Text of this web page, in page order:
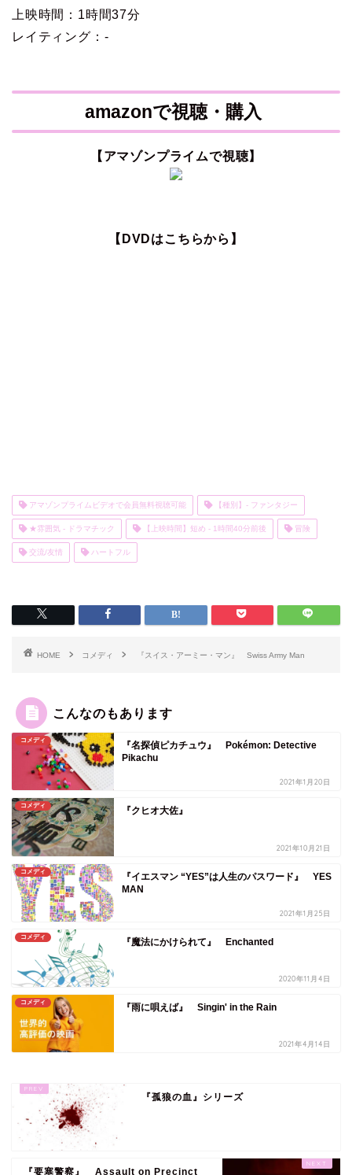
上映時間：1時間37分
レイティング：-
amazonで視聴・購入
【アマゾンプライムで視聴】
【DVDはこちらから】
アマゾンプライムビデオで会員無料視聴可能 【種別】- ファンタジー
★雰囲気 - ドラマチック 【上映時間】短め - 1時間40分前後 冒険
交流/友情 ハートフル
HOME コメディ 『スイス・アーミー・マン』 Swiss Army Man
こんなのもあります
コメディ
『名探偵ピカチュウ』 Pokémon: Detective
Pikachu
2021年1月20日
コメディ 『クヒオ大佐』
2021年10月21日
コメディ
『イエスマン “YES”は人生のパスワード』 YES
MAN
2021年1月25日
コメディ 『魔法にかけられて』 Enchanted
2020年11月4日
コメディ 『雨に唄えば』 Singin' in the Rain
2021年4月14日
『孤狼の血』シリーズ
『要塞警察』 Assault on Precinct